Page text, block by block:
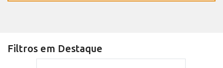
Filtros em Destaque